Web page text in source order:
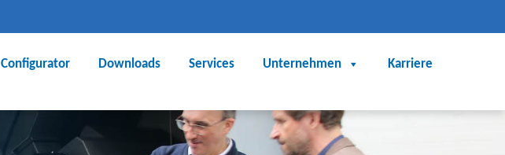
Configurator Downloads Services Unternehmen Karriere